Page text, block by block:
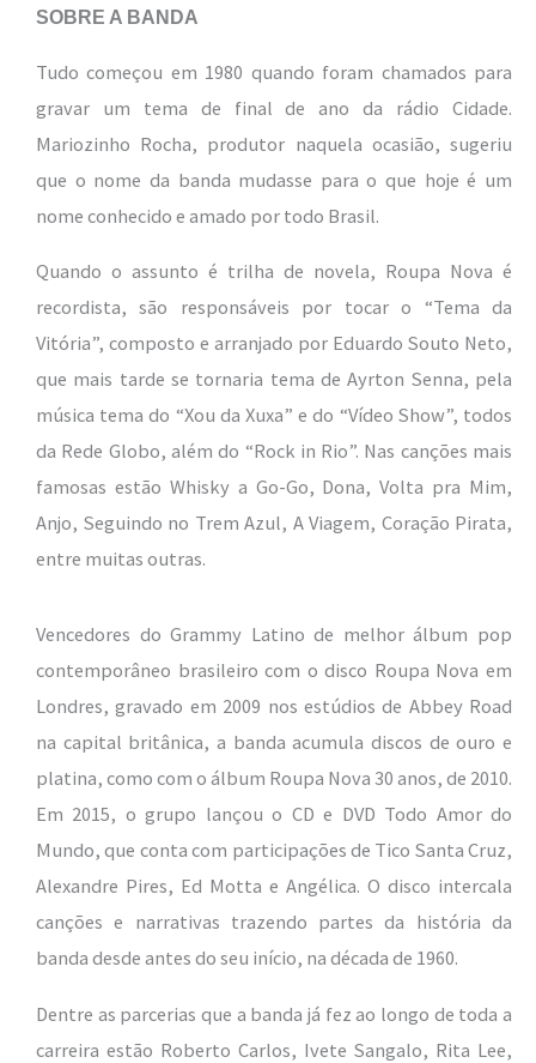
SOBRE A BANDA
Tudo começou em 1980 quando foram chamados para
gravar um tema de final de ano da rádio Cidade.
Mariozinho Rocha, produtor naquela ocasião, sugeriu
que o nome da banda mudasse para o que hoje é um
nome conhecido e amado por todo Brasil.
Quando o assunto é trilha de novela, Roupa Nova é
recordista, são responsáveis por tocar o “Tema da
Vitória”, composto e arranjado por Eduardo Souto Neto,
que mais tarde se tornaria tema de Ayrton Senna, pela
música tema do “Xou da Xuxa” e do “Vídeo Show”, todos
da Rede Globo, além do “Rock in Rio”. Nas canções mais
famosas estão Whisky a Go-Go, Dona, Volta pra Mim,
Anjo, Seguindo no Trem Azul, A Viagem, Coração Pirata,
entre muitas outras.
Vencedores do Grammy Latino de melhor álbum pop
contemporâneo brasileiro com o disco Roupa Nova em
Londres, gravado em 2009 nos estúdios de Abbey Road
na capital britânica, a banda acumula discos de ouro e
platina, como com o álbum Roupa Nova 30 anos, de 2010.
Em 2015, o grupo lançou o CD e DVD Todo Amor do
Mundo, que conta com participações de Tico Santa Cruz,
Alexandre Pires, Ed Motta e Angélica. O disco intercala
canções e narrativas trazendo partes da história da
banda desde antes do seu início, na década de 1960.
Dentre as parcerias que a banda já fez ao longo de toda a
carreira estão Roberto Carlos, Ivete Sangalo, Rita Lee,